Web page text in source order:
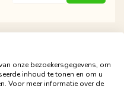
onze bezoekersgegevens, om
inhoud te tonen en om u
Voor meer informatie over de